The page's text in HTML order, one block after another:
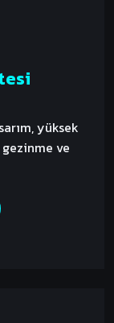
yüksek
ve